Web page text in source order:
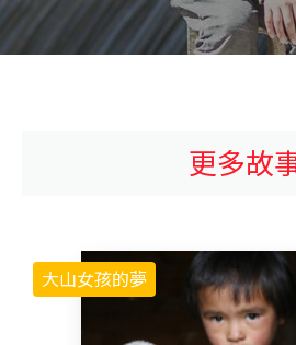
福
會
更多故
大山女孩的夢